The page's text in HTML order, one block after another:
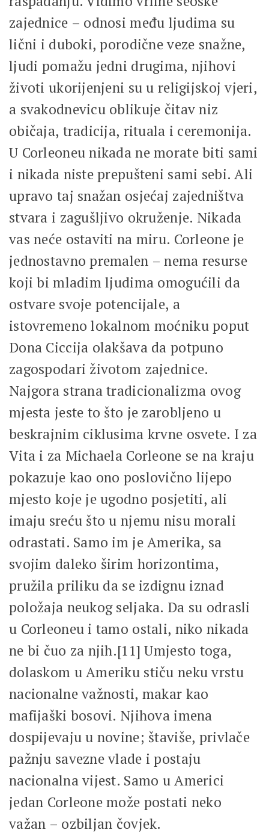
zajednice – odnosi među ljudima su
lični i duboki, porodične veze snažne,
ljudi pomažu jedni drugima, njihovi
životi ukorijenjeni su u religijskoj vjeri,
a svakodnevicu oblikuje čitav niz
običaja, tradicija, rituala i ceremonija.
U Corleoneu nikada ne morate biti sami
i nikada niste prepušteni sami sebi. Ali
upravo taj snažan osjećaj zajedništva
stvara i zagušljivo okruženje. Nikada
vas neće ostaviti na miru. Corleone je
jednostavno premalen – nema resurse
koji bi mladim ljudima omogućili da
ostvare svoje potencijale, a
istovremeno lokalnom moćniku poput
Dona Ciccija olakšava da potpuno
zagospodari životom zajednice.
Najgora strana tradicionalizma ovog
mjesta jeste to što je zarobljeno u
beskrajnim ciklusima krvne osvete. I za
Vita i za Michaela Corleone se na kraju
pokazuje kao ono poslovično lijepo
mjesto koje je ugodno posjetiti, ali
imaju sreću što u njemu nisu morali
odrastati. Samo im je Amerika, sa
svojim daleko širim horizontima,
pružila priliku da se izdignu iznad
položaja neukog seljaka. Da su odrasli
u Corleoneu i tamo ostali, niko nikada
ne bi čuo za njih.[11] Umjesto toga,
dolaskom u Ameriku stiču neku vrstu
nacionalne važnosti, makar kao
mafijaški bosovi. Njihova imena
dospijevaju u novine; štaviše, privlače
pažnju savezne vlade i postaju
nacionalna vijest. Samo u Americi
jedan Corleone može postati neko
važan – ozbiljan čovjek.